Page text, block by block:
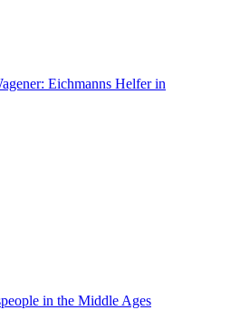
Eichmanns Helfer in
in the Middle Ages